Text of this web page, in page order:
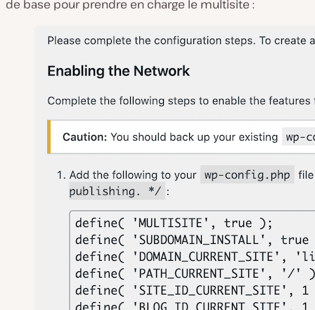
de base pour prendre en charge le multisite :